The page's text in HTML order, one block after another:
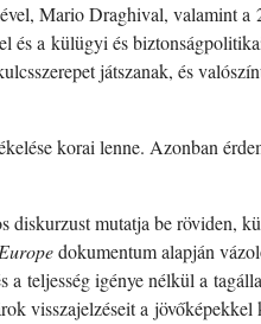
Mario Draghival, valamint a
és a külügyi és
játszanak, és
korai lenne. Azonban
mutatja be röviden,
dokumentum alapján
teljesség igénye nélkül a
visszajelzéseit a jövőképekkel